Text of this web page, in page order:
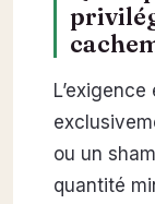
ou un
quantité